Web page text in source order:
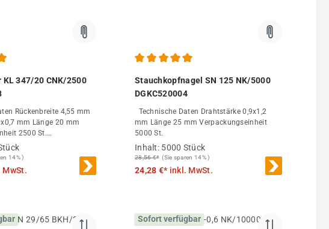
347/20 CNK/2500
mm
20 mm
2500 St.
St.
14% )
MwSt.
Stauchkopfnagel SN 125 NK/5000
DGKC520004
Technische Daten Drahtstärke 0,9x1,2
mm Länge 25 mm Verpackungseinheit
5000 St.
Inhalt: 5000 Stück
28,56 €* (Sie sparen 14% )
24,28 €* inkl. MwSt.
Sofort verfügbar